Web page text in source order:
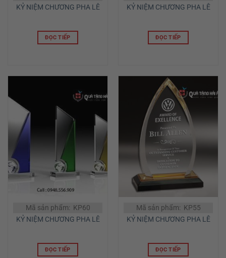
KỶ NIỆM CHƯƠNG PHA LÊ
ĐỌC TIẾP
KỶ NIỆM CHƯƠNG PHA LÊ
ĐỌC TIẾP
Mã sản phẩm: KP60
KỶ NIỆM CHƯƠNG PHA LÊ
ĐỌC TIẾP
Mã sản phẩm: KP55
KỶ NIỆM CHƯƠNG PHA LÊ
ĐỌC TIẾP